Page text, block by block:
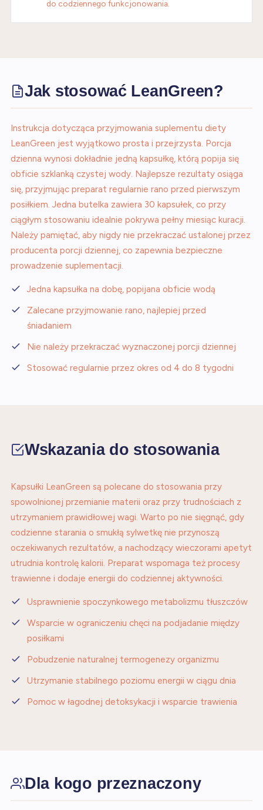
do codziennego funkcjonowania.
Jak stosować LeanGreen?
Instrukcja dotycząca przyjmowania suplementu diety
LeanGreen jest wyjątkowo prosta i przejrzysta. Porcja
dzienna wynosi dokładnie jedną kapsułkę, którą popija się
obficie szklanką czystej wody. Najlepsze rezultaty osiąga
się, przyjmując preparat regularnie rano przed pierwszym
posiłkiem. Jedna butelka zawiera 30 kapsułek, co przy
ciągłym stosowaniu idealnie pokrywa pełny miesiąc kuracji.
Należy pamiętać, aby nigdy nie przekraczać ustalonej przez
producenta porcji dziennej, co zapewnia bezpieczne
prowadzenie suplementacji.
Jedna kapsułka na dobę, popijana obficie wodą
Zalecane przyjmowanie rano, najlepiej przed
śniadaniem
Nie należy przekraczać wyznaczonej porcji dziennej
Stosować regularnie przez okres od 4 do 8 tygodni
Wskazania do stosowania
Kapsułki LeanGreen są polecane do stosowania przy
spowolnionej przemianie materii oraz przy trudnościach z
utrzymaniem prawidłowej wagi. Warto po nie sięgnąć, gdy
codzienne starania o smukłą sylwetkę nie przynoszą
oczekiwanych rezultatów, a nachodzący wieczorami apetyt
utrudnia kontrolę kalorii. Preparat wspomaga też procesy
trawienne i dodaje energii do codziennej aktywności.
Usprawnienie spoczynkowego metabolizmu tłuszczów
Wsparcie w ograniczeniu chęci na podjadanie między
posiłkami
Pobudzenie naturalnej termogenezy organizmu
Utrzymanie stabilnego poziomu energii w ciągu dnia
Pomoc w łagodnej detoksykacji i wsparcie trawienia
Dla kogo przeznaczony